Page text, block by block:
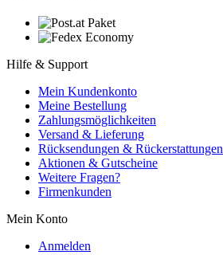
Hilfe & Support
Mein Kundenkonto
Meine Bestellung
Zahlungsmöglichkeiten
Versand & Lieferung
Rücksendungen & Rückerstattungen
Aktionen & Gutscheine
Weitere Fragen?
Firmenkunden
Mein Konto
Anmelden